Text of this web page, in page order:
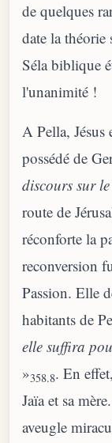
de quelques
date la
Séla biblique
l'unanimité !
A Pella, Jésus
possédé de
discours sur
route de
réconforte la
reconversion
Passion. Elle
habitants de
elle suffira
»358.8. En
Jaïa et sa
aveugle